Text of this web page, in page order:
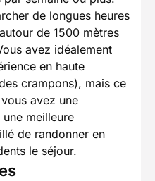
de longues heures
de 1500 mètres
avez idéalement
en haute
crampons), mais ce
avez une
meilleure
de randonner en
le séjour.